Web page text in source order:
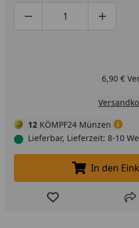
Produktmenge um eins
Produktmenge
6,90 €
12 KÖMPF24 Münzen
Lieferbar, Lieferzeit: 8-10
In den
Produkt zur